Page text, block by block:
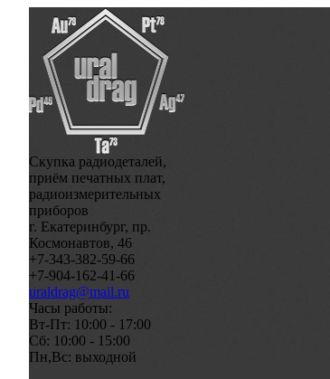
Скупка радиодеталей,
приём печатных плат,
радиоизмерительных
приборов
г. Екатеринбург, пр.
Космонавтов, 46
+7-343-382-59-66
+7-904-162-41-66
uraldrag@mail.ru
Часы работы:
Вт-Пт: 10:00 - 17:00
Сб: 10:00 - 15:00
Пн,Вс: выходной